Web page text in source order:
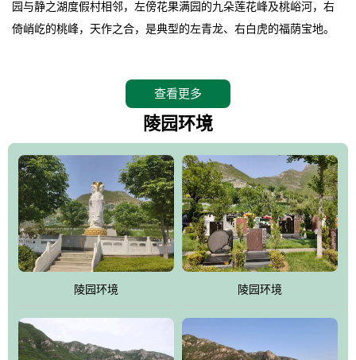
园与静之湖度假村相邻，左傍花果满园的九朵莲花峰及桃峪河，右
倚峭屹的桃峰，天作之合，是典型的左青龙、右白虎的福荫宝地。
师亲临园区指导，他认为“这里紧挨明十三陵，三面环山，坐北朝
南，地形极佳，地理位置得天独厚。”并感叹的说出了桃峰陵园是“人
生后花园，子孙福荫地”。
。
相传观音菩萨曾在九朵莲花峰上打坐品桃，并将桃核植于此谷，至
今这里的桃柿满园，故桃峰因此而得名。
。
桃峰园靠近京城，远离尘嚣，保持着相对原始的生态环境，飞鸟、
野兔、松鼠、山鸡随处可见，是人与自然和谐共处的佳境，是安息
逝者、感悟生命的圣地。
。
江河大地存忠骨，哀歌悲泪悼英灵。墓区依山就势，排列井然。福
查看更多
陵园环境
陵园环境 陵园环境